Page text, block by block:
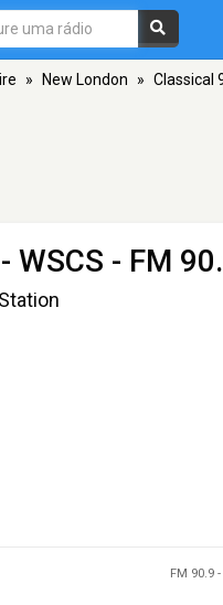
» New London » Classical
WSCS - FM
FM 90.9 -